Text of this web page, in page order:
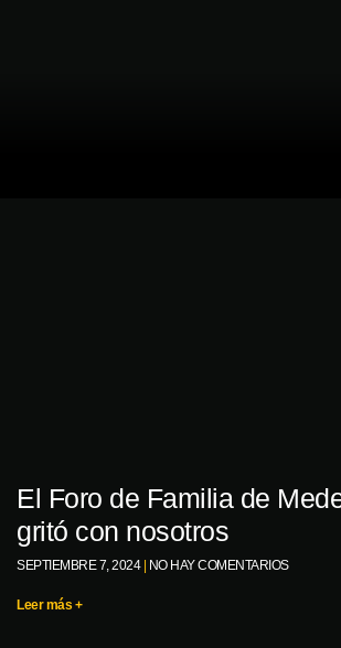
El Foro de Familia de
gritó con nosotros
SEPTIEMBRE 7, 2024 NO HAY COMENTARIOS
Leer más +